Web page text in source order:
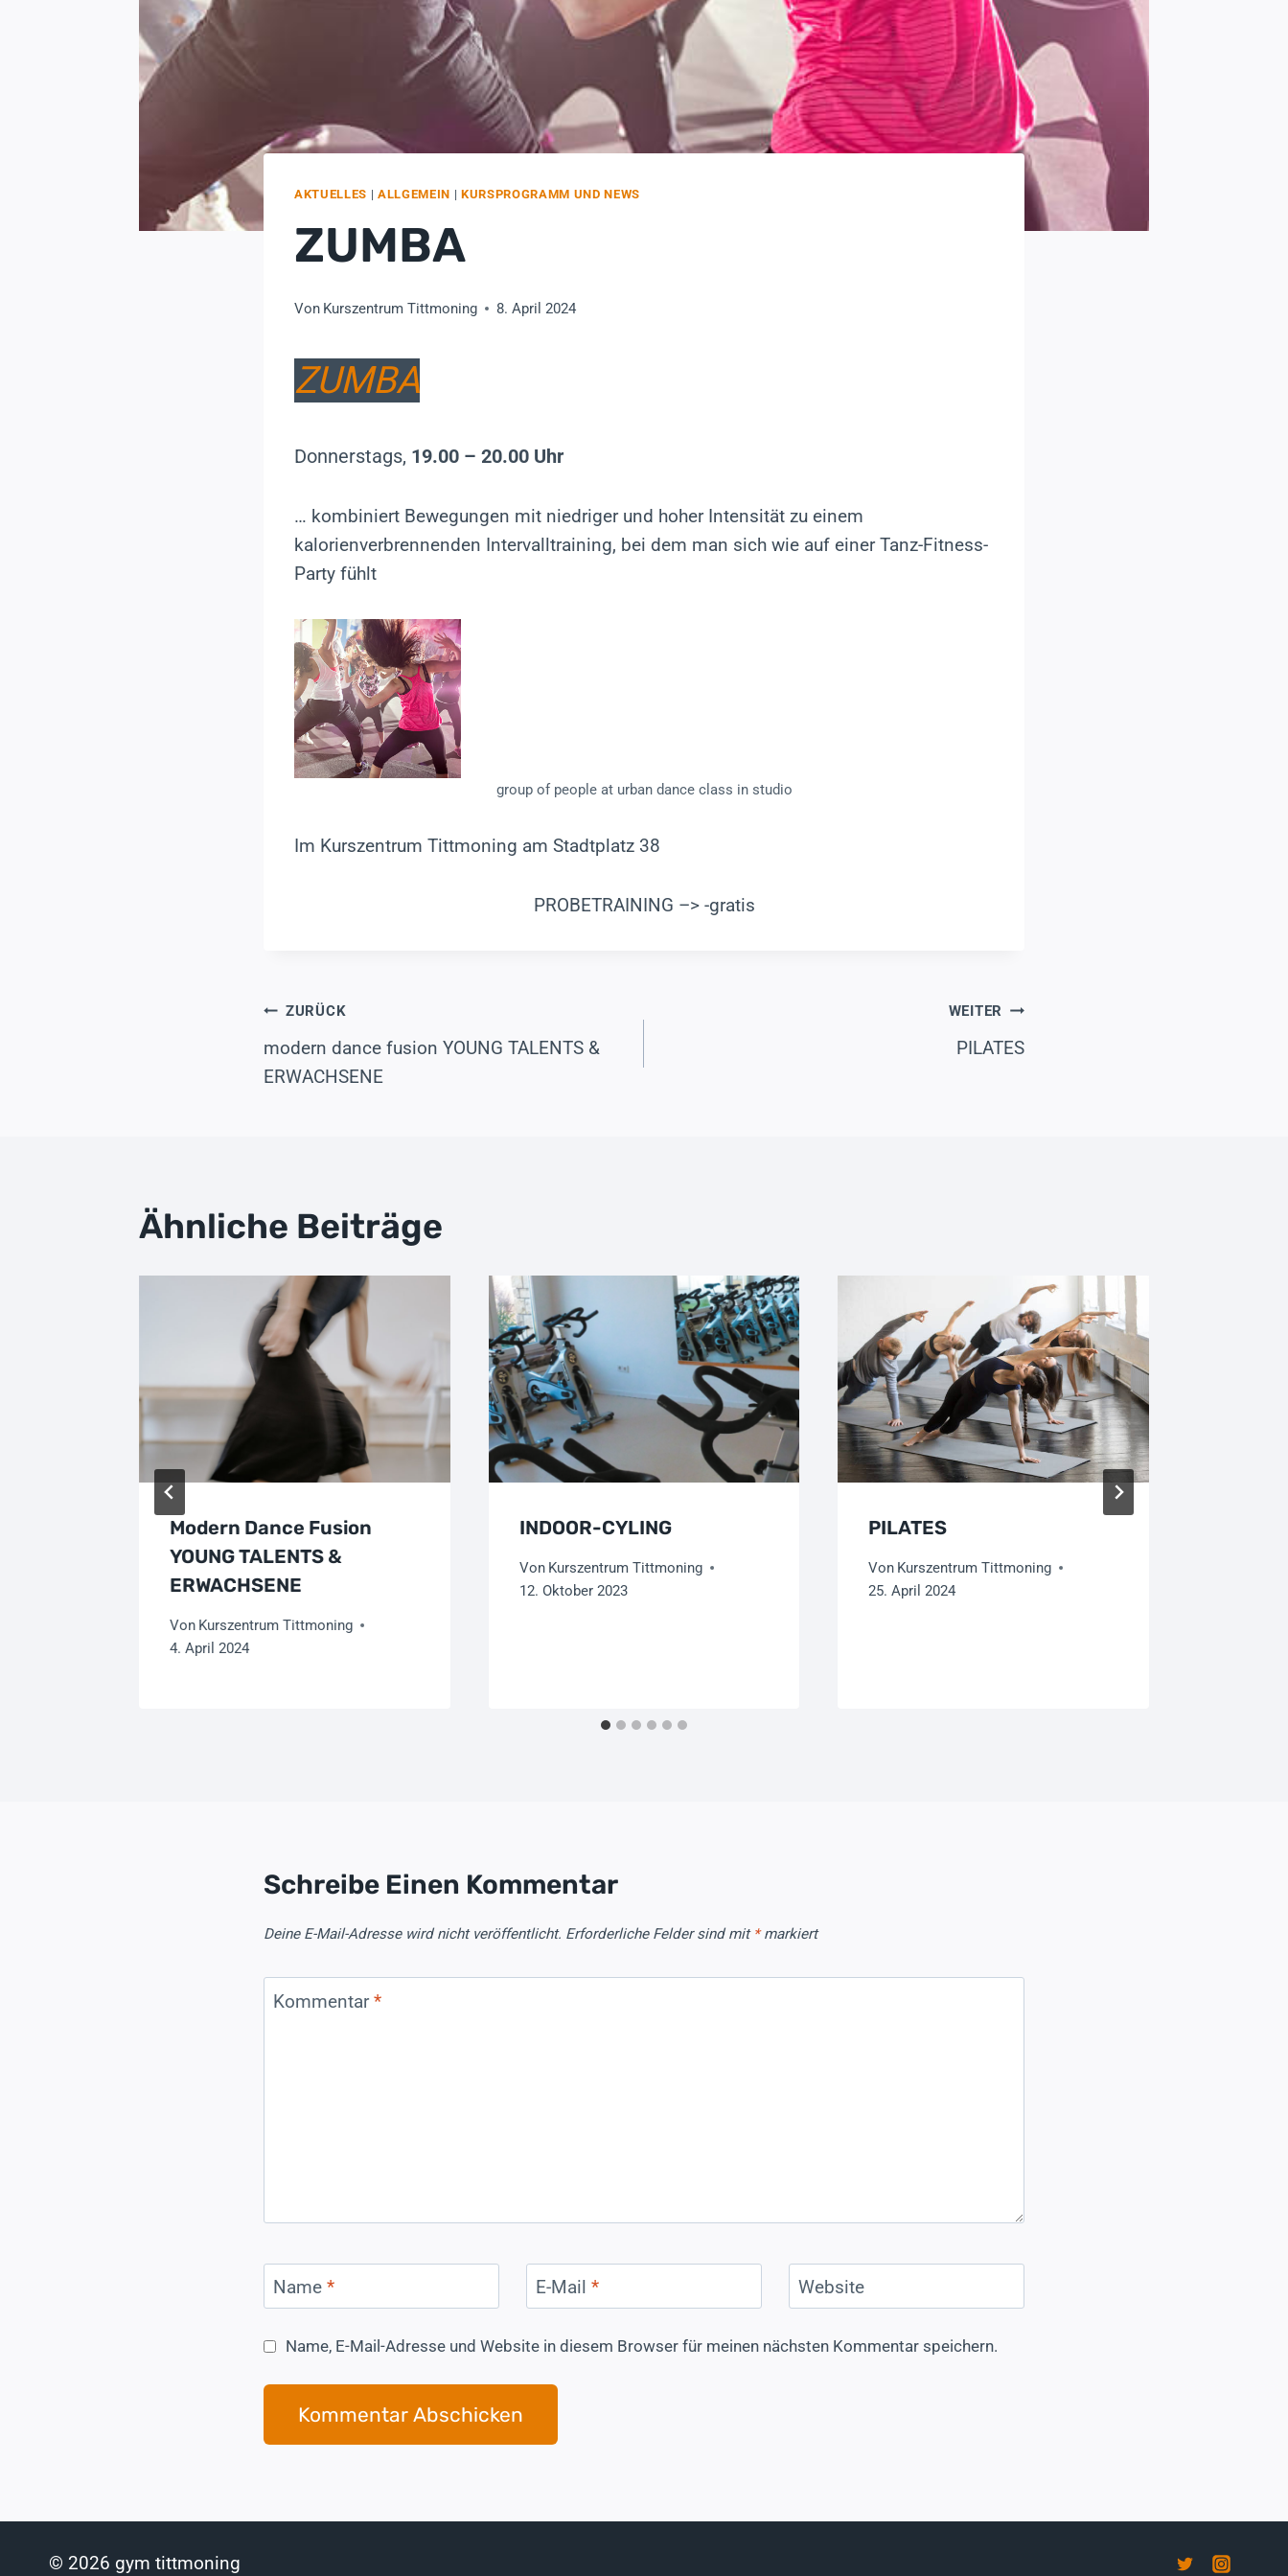
AKTUELLES | ALLGEMEIN | KURSPROGRAMM UND NEWS
ZUMBA
Von Kurszentrum Tittmoning 8. April 2024
ZUMBA
Donnerstags, 19.00 – 20.00 Uhr
… kombiniert Bewegungen mit niedriger und hoher Intensität zu einem
kalorienverbrennenden Intervalltraining, bei dem man sich wie auf einer Tanz-Fitness-
Party fühlt
group of people at urban dance class in studio
Im Kurszentrum Tittmoning am Stadtplatz 38
PROBETRAINING –> -gratis
Beitragsnavigation
ZURÜCK
modern dance fusion YOUNG TALENTS &
ERWACHSENE
WEITER
PILATES
Ähnliche Beiträge
Modern Dance Fusion
YOUNG TALENTS &
ERWACHSENE
Von Kurszentrum Tittmoning
4. April 2024
INDOOR-CYLING
Von Kurszentrum Tittmoning
12. Oktober 2023
PILATES
Von Kurszentrum Tittmoning
25. April 2024
Schreibe Einen Kommentar
Deine E-Mail-Adresse wird nicht veröffentlicht. Erforderliche Felder sind mit *markiert
Kommentar*
Name * E-Mail * Website
Name, E-Mail-Adresse und Website in diesem Browser für meinen nächsten Kommentar speichern.
© 2026 gym tittmoning